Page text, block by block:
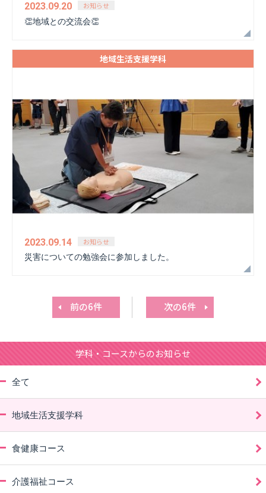
2023.09.20
お知らせ
👏地域との交流会👏
2023.09.14
お知らせ
災害についての勉強会に参加しました。
地域生活支援学科
前の6件 次の6件
学科・コースからのお知らせ
全て
地域生活支援学科
食健康コース
介護福祉コース